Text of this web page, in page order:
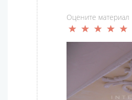
Оцените материал